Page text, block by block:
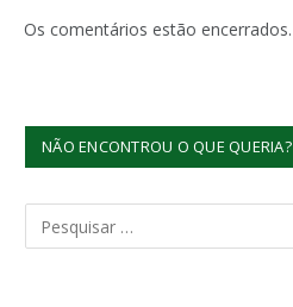
Os comentários estão encerrados.
NÃO ENCONTROU O QUE QUERIA?